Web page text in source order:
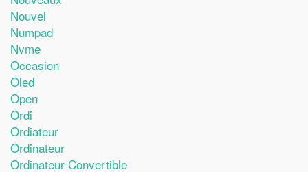
Nouvel
Numpad
Nvme
Occasion
Oled
Open
Ordi
Ordiateur
Ordinateur
Ordinateur-Convertible